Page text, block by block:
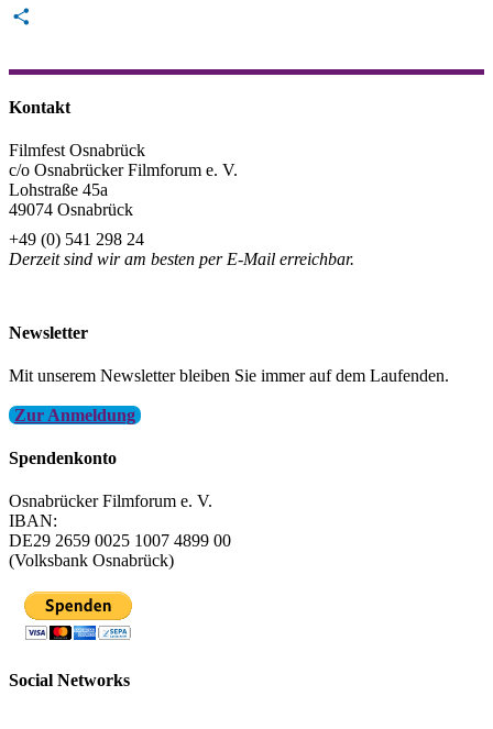
Email
Kontakt
Filmfest Osnabrück
c/o Osnabrücker Filmforum e. V.
Lohstraße 45a
49074 Osnabrück
+49 (0) 541 298 24
Derzeit sind wir am besten per E-Mail erreichbar.
Newsletter
Mit unserem Newsletter bleiben Sie immer auf dem Laufenden.
Zur Anmeldung
Spendenkonto
Osnabrücker Filmforum e. V.
IBAN:
DE29 2659 0025 1007 4899 00
(Volksbank Osnabrück)
Social Networks